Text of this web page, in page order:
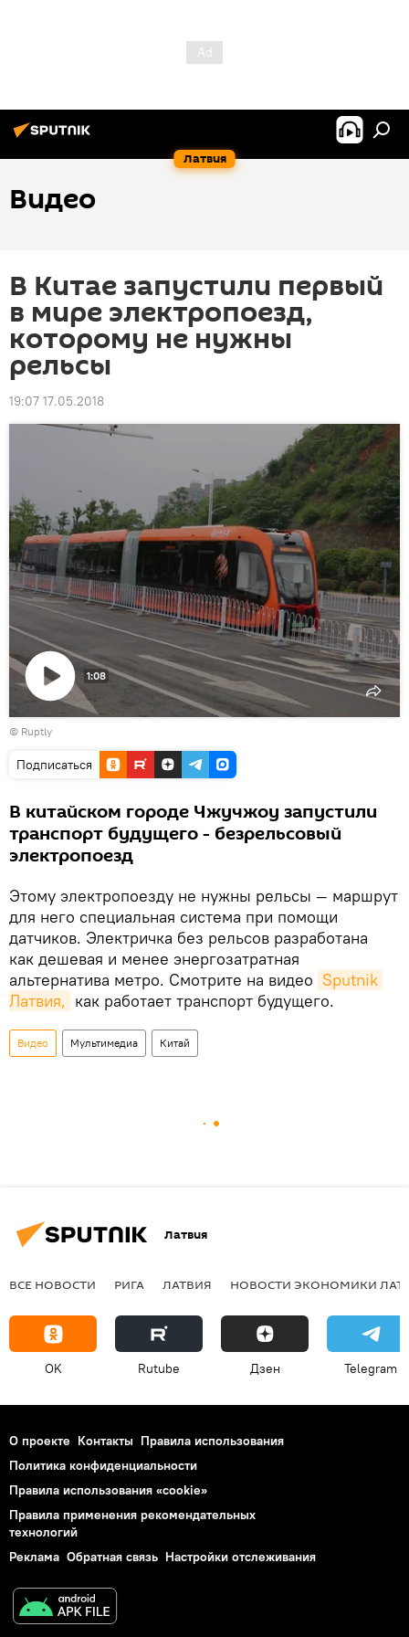
Латвия
Видео
В Китае запустили первый
в мире электропоезд,
которому не нужны
рельсы
19:07 17.05.2018
Воспроизвести
видео
1:08
© Ruptly
Подписаться
В китайском городе Чжучжоу запустили
транспорт будущего - безрельсовый
электропоезд
Этому электропоезду не нужны рельсы — маршрут
для него специальная система при помощи
датчиков. Электричка без рельсов разработана
как дешевая и менее энергозатратная
альтернатива метро. Смотрите на видео Sputnik
Латвия, как работает транспорт будущего.
Видео Мультимедиа Китай
Латвия
ВСЕ НОВОСТИ РИГА ЛАТВИЯ НОВОСТИ ЭКОНОМИКИ
OK Rutube Дзен Telegram
О проекте Контакты Правила использования
Политика конфиденциальности
Правила использования «cookie»
Правила применения рекомендательных
технологий
Реклама Обратная связь Настройки отслеживания